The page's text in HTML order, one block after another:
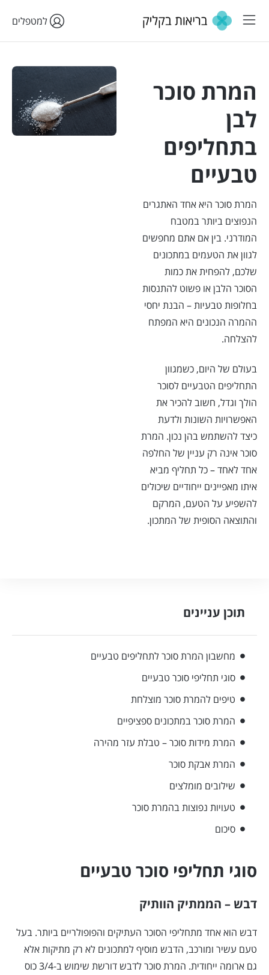
למטפלים
המרת סוכר
לבן
בתחליפים
טבעיים
המרת סוכר היא אחד האתגרים
הנפוצים ביותר במטבח
המודרני. בין אם אתם מחפשים
לגוון את הטעמים במתכונים
שלכם, להפחית את כמות
הסוכר הלבן או פשוט להתנסות
בחלופות טבעיות – הבנת יחסי
ההמרה הנכונים היא המפתח
להצלחה.
בעולם של היום, כשמגוון
התחליפים הטבעיים לסוכר
הולך וגדל, חשוב להכיר את
האפשרויות השונות ולדעת
כיצד להשתמש בהן נכון. המרת
סוכר אינה רק עניין של החלפה
אחד לאחד – כל תחליף מביא
איתו מאפיינים ייחודיים שיכולים
להשפיע על הטעם, המרקם
והתוצאה הסופית של המתכון.
תוכן עניינים
מחשבון המרת סוכר לתחליפים טבעיים
סוגי תחליפי סוכר טבעיים
טיפים להמרת סוכר מוצלחת
המרת סוכר במתכונים ספציפיים
המרת מידות סוכר – טבלת עזר מהירה
המרת אבקת סוכר
שילובים מומלצים
טעויות נפוצות בהמרת סוכר
סיכום
סוגי תחליפי סוכר טבעיים
דבש – הממתיק הוותיק
דבש הוא אחד מתחליפי הסוכר העתיקים והפופולריים ביותר. בעל
טעם עשיר ומורכב, הדבש מוסיף למתכונים לא רק מתיקות אלא
גם ארומה ייחודית. המרת סוכר לדבש דורשת שימוש ב-3/4 כוס